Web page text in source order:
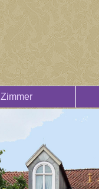
Zimmer